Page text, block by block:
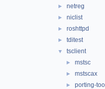
► netreg
► niclist
► roshttpd
► tditest
▼ tsclient
► mstsc
► mstscax
► porting-